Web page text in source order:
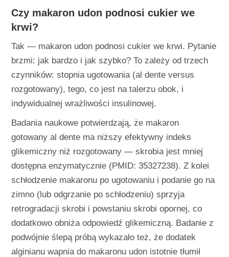
Czy makaron udon podnosi cukier we
krwi?
Tak — makaron udon podnosi cukier we krwi. Pytanie
brzmi: jak bardzo i jak szybko? To zależy od trzech
czynników: stopnia ugotowania (al dente versus
rozgotowany), tego, co jest na talerzu obok, i
indywidualnej wrażliwości insulinowej.
Badania naukowe potwierdzają, że makaron
gotowany al dente ma niższy efektywny indeks
glikemiczny niż rozgotowany — skrobia jest mniej
dostępna enzymatycznie (PMID: 35327238). Z kolei
schłodzenie makaronu po ugotowaniu i podanie go na
zimno (lub odgrzanie po schłodzeniu) sprzyja
retrogradacji skrobi i powstaniu skrobi opornej, co
dodatkowo obniża odpowiedź glikemiczną. Badanie z
podwójnie ślepą próbą wykazało też, że dodatek
alginianu wapnia do makaronu udon istotnie tłumił